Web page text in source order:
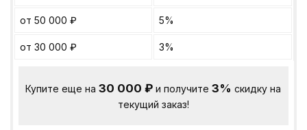
от 50 000 ₽ 5%
от 30 000 ₽ 3%
Купите еще на30 000₽ и получите3% скидку на
текущий заказ!